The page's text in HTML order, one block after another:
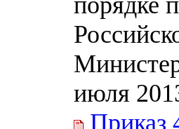
июля
Приказ